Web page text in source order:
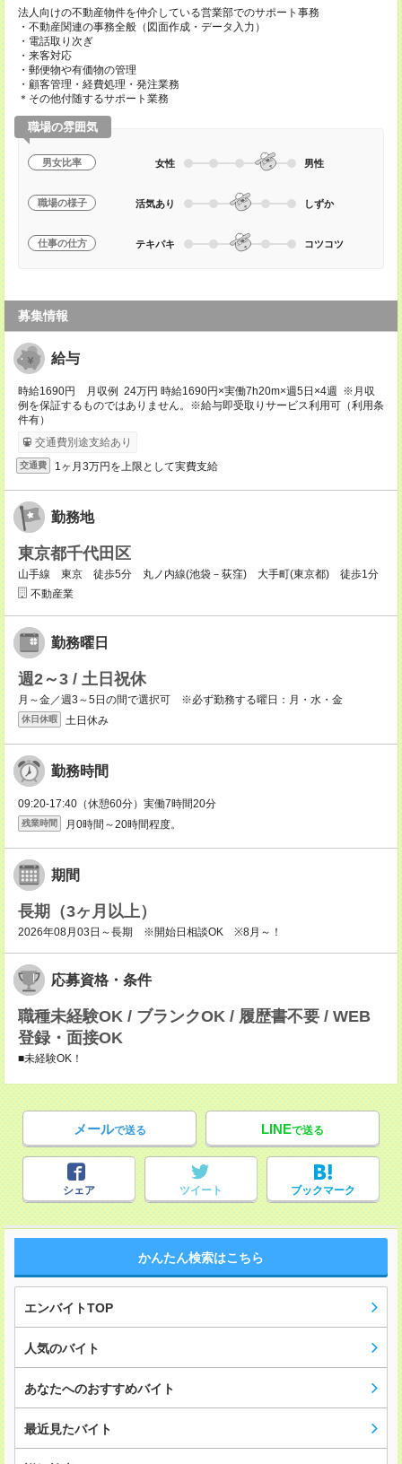
法人向けの不動産物件を仲介している営業部でのサポート事務
・不動産関連の事務全般（図面作成・データ入力）
・電話取り次ぎ
・来客対応
・郵便物や有価物の管理
・顧客管理・経費処理・発注業務
＊その他付随するサポート業務
職場の雰囲気
男女比率 女性 男性
職場の様子 活気あり しずか
仕事の仕方 テキパキ コツコツ
募集情報
給与
時給1690円 月収例 24万円 時給1690円×実働7h20m×週5日×4週 ※月収
例を保証するものではありません。※給与即受取りサービス利用可（利用条
件有）
交通費別途支給あり
交通費 1ヶ月3万円を上限として実費支給
勤務地
東京都千代田区
山手線 東京 徒歩5分 丸ノ内線(池袋－荻窪) 大手町(東京都) 徒歩1分
不動産業
勤務曜日
週2～3 / 土日祝休
月～金／週3～5日の間で選択可 ※必ず勤務する曜日：月・水・金
休日休暇 土日休み
勤務時間
09:20-17:40（休憩60分）実働7時間20分
残業時間 月0時間～20時間程度。
期間
長期（3ヶ月以上）
2026年08月03日～長期 ※開始日相談OK ※8月～！
応募資格・条件
職種未経験OK / ブランクOK / 履歴書不要 / WEB
登録・面接OK
■未経験OK！
メールで送る LINEで送る
シェア ツイート ブックマーク
かんたん検索はこちら
エンバイトTOP
人気のバイト
あなたへのおすすめバイト
最近見たバイト